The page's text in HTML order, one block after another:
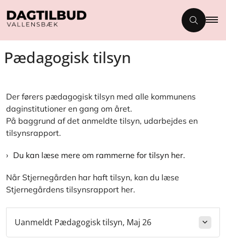
Pædagogisk tilsyn
Der førers pædagogisk tilsyn med alle kommunens
daginstitutioner en gang om året.
På baggrund af det anmeldte tilsyn, udarbejdes en
tilsynsrapport.
Du kan læse mere om rammerne for tilsyn her.
Når Stjernegården har haft tilsyn, kan du læse
Stjernegårdens tilsynsrapport her.
Uanmeldt Pædagogisk tilsyn, Maj 26